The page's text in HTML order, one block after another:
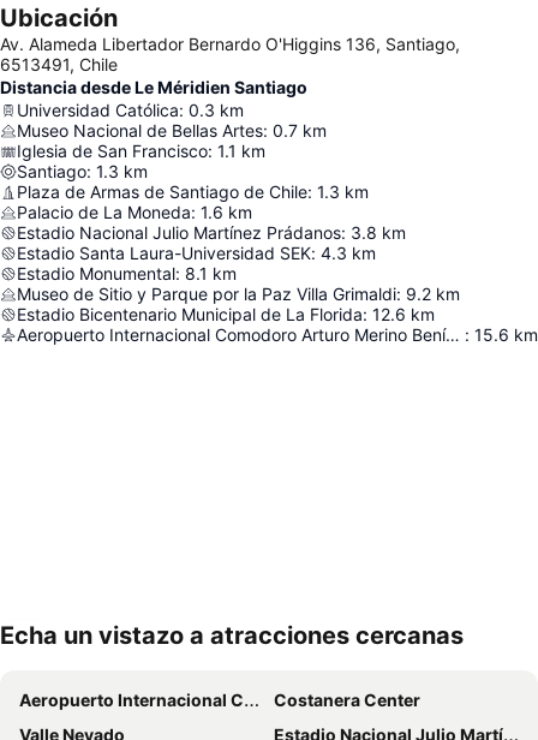
Ubicación
Av. Alameda Libertador Bernardo O'Higgins 136, Santiago,
6513491, Chile
Distancia desde Le Méridien Santiago
Universidad Católica: 0.3 km
Museo Nacional de Bellas Artes: 0.7 km
Iglesia de San Francisco: 1.1 km
Santiago: 1.3 km
Plaza de Armas de Santiago de Chile: 1.3 km
Palacio de La Moneda: 1.6 km
Estadio Nacional Julio Martínez Prádanos: 3.8 km
Estadio Santa Laura-Universidad SEK: 4.3 km
Estadio Monumental: 8.1 km
Museo de Sitio y Parque por la Paz Villa Grimaldi: 9.2 km
Estadio Bicentenario Municipal de La Florida: 12.6 km
Aeropuerto Internacional Comodoro Arturo Merino Benítez : 15.6 km
Echa un vistazo a atracciones cercanas
Aeropuerto Internacional Comodoro Arturo Merino Benítez
Costanera Center
Valle Nevado
Estadio Nacional Julio Martínez Prádanos